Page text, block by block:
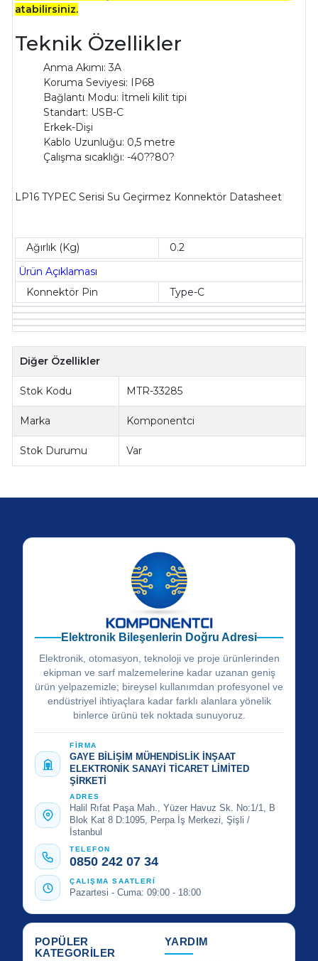
atabilirsiniz.
Teknik Özellikler
Anma Akımı: 3A
Koruma Seviyesi: IP68
Bağlantı Modu: İtmeli kilit tipi
Standart: USB-C
Erkek-Dişi
Kablo Uzunluğu: 0,5 metre
Çalışma sıcaklığı: -40??80?
LP16 TYPEC Serisi Su Geçirmez Konnektör Datasheet
Ağırlık (Kg)
0.2
Ürün Açıklaması
Konnektör Pin
Type-C
Diğer Özellikler
Stok Kodu MTR-33285
Marka Komponentci
Stok Durumu Var
Elektronik Bileşenlerin Doğru Adresi
Elektronik, otomasyon, teknoloji ve proje ürünlerinden
ekipman ve sarf malzemelerine kadar uzanan geniş
ürün yelpazemizle; bireysel kullanımdan profesyonel ve
endüstriyel ihtiyaçlara kadar farklı alanlara yönelik
binlerce ürünü tek noktada sunuyoruz.
FİRMA
GAYE BİLİŞİM MÜHENDİSLİK İNŞAAT
ELEKTRONİK SANAYİ TİCARET LİMİTED
ŞİRKETİ
ADRES
Halil Rıfat Paşa Mah., Yüzer Havuz Sk. No:1/1, B
Blok Kat 8 D:1095, Perpa İş Merkezi, Şişli /
İstanbul
TELEFON
0850 242 07 34
ÇALIŞMA SAATLERİ
Pazartesi - Cuma: 09:00 - 18:00
POPÜLER
KATEGORİLER
YARDIM